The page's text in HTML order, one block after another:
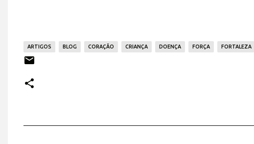
ARTIGOS BLOG CORAÇÃO CRIANÇA DOENÇA FORÇA FORTALEZA